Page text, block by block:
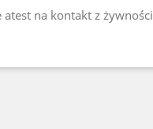
atest na kontakt z